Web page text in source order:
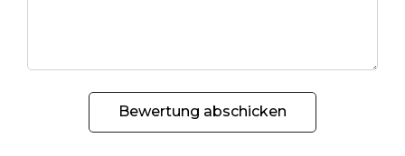
Bewertung abschicken